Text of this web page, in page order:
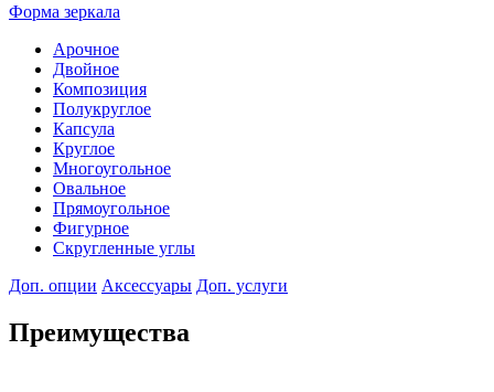
Форма зеркала
Арочное
Двойное
Композиция
Полукруглое
Капсула
Круглое
Многоугольное
Овальное
Прямоугольное
Фигурное
Скругленные углы
Доп. опции Аксессуары Доп. услуги
Преимущества